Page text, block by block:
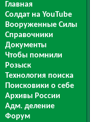
Главная
Солдат на YouTube
Вооруженные Силы
Справочники
Документы
Чтобы помнили
Розыск
Технология поиска
Поисковики о себе
Архивы России
Адм. деление
Форум